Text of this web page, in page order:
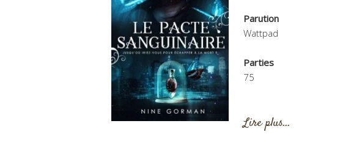
Parution
Wattpad
Parties
75
Lire plus…